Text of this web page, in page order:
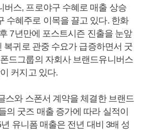
스, 프로야구 수혜로 매출 상승
수혜주로 이목을 끌고 있다. 한화
7년만에 포스트시즌 진출을 눈앞
복귀로 관중 수요가 급증하면서 굿
드그룹의 자회사 브랜드유니버스
커지고 있다.
스와 스폰서 계약을 체결한 브랜드
의 굿즈 매출 증가에 따라 실적이
유니폼 매출은 전년 대비 3배 성